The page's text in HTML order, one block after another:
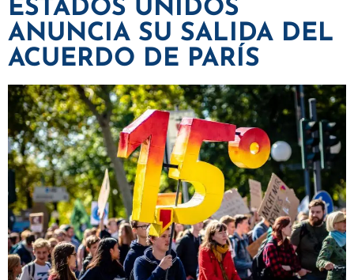
ESTADOS UNIDOS
ANUNCIA SU SALIDA DEL
ACUERDO DE PARÍS